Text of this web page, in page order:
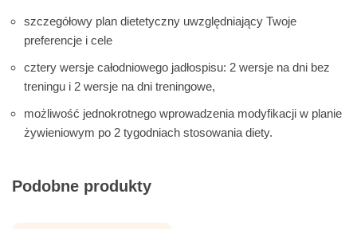
szczegółowy plan dietetyczny uwzględniający Twoje
preferencje i cele
cztery wersje całodniowego jadłospisu: 2 wersje na dni bez
treningu i 2 wersje na dni treningowe,
możliwość jednokrotnego wprowadzenia modyfikacji w planie
żywieniowym po 2 tygodniach stosowania diety.
Podobne produkty